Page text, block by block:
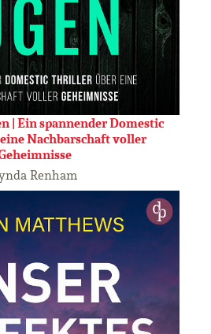
| Ein spannender Domestic
Nachbarschaft voller
Renham